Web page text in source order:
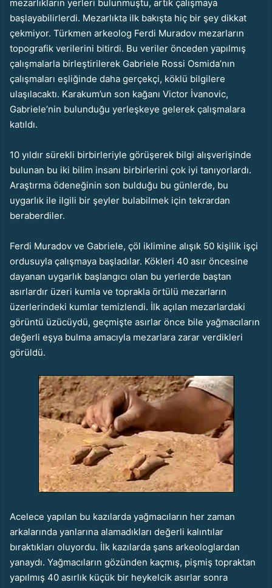
mezarlıkların yerleri bulunmuştu, artık çalışmaya
başlayabilirlerdi. Mezarlıkta ilk bakışta hiç bir şey dikkat
çekmiyor. Türkmen arkeolog Ferdi Muradov mezarların
topografik verilerini bitirdi. Bu veriler önceden yapılmış
çalışmalarla birleştirilerek Gabriele Rossi Osmida’nın
çalışmaları eşliğinde daha gerçekçi, köklü bilgilere
ulaşılacaktı. Karakum’un son kağanı Victor İvanovic,
Gabriele’nin bulunduğu yerleşkeye gelerek çalışmalara
katıldı.
10 yıldır sürekli birbirleriyle görüşerek bilgi alışverişinde
bulunan bu iki bilim insanı birbirlerini çok iyi tanıyorlardı.
Araştırma ödeneğinin son bulduğu bu günlerde, bu
uygarlık ile ilgili bir şeyler bulabilmek için tekrardan
beraberdiler.
Ferdi Muradov ve Gabriele, çöl iklimine alışık 50 kişilik işçi
ordusuyla çalışmaya başladılar. Kökleri 40 asır öncesine
dayanan uygarlık başlangıcı olan bu yerlerde baştan
asırlardır üzeri kumla ve toprakla örtülü mezarların
üzerlerindeki kumlar temizlendi. İlk açılan mezarlardaki
görüntü üzücüydü, geçmişte asırlar önce bile yağmacıların
değerli eşya bulma amacıyla mezarlara zarar verdikleri
görüldü.
Acelece yapılan bu kazılarda yağmacıların her zaman
arkalarında yanlarına alamadıkları değerli kalıntılar
bıraktıkları oluyordu. İlk kazılarda şans arkeologlardan
yanaydı. Yağmacıların gözünden kaçmış, pişmiş topraktan
yapılmış 40 asırlık küçük bir heykelcik asırlar sonra